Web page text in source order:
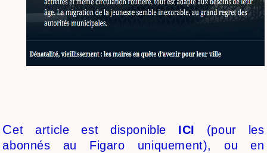
Cet article est disponible ICI (pour les
abonnés au Figaro uniquement), ou en